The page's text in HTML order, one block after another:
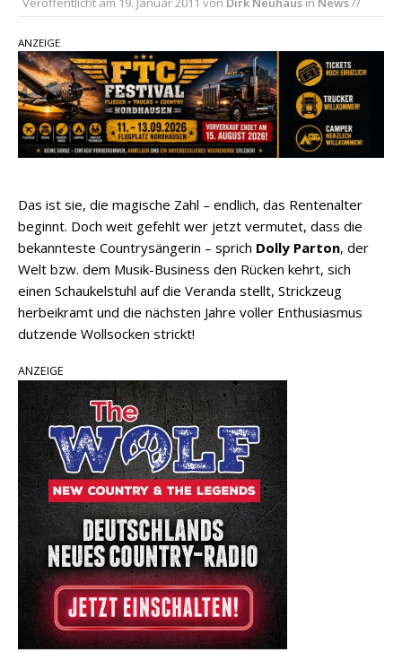
aller Zeiten
Talks“ – eine Hymne auf unvergessliche
Sommernächte
Country Music Hot News – 9. August 2026:
Morgan Wallen, Dolly Parton und Riley Green im
Fokus
ANZEIGE
Das ist sie, die magische Zahl – endlich, das Rentenalter
beginnt. Doch weit gefehlt wer jetzt vermutet, dass die
bekannteste Countrysängerin – sprich Dolly Parton, der
Welt bzw. dem Musik-Business den Rücken kehrt, sich
einen Schaukelstuhl auf die Veranda stellt, Strickzeug
herbeikramt und die nächsten Jahre voller Enthusiasmus
dutzende Wollsocken strickt!
ANZEIGE